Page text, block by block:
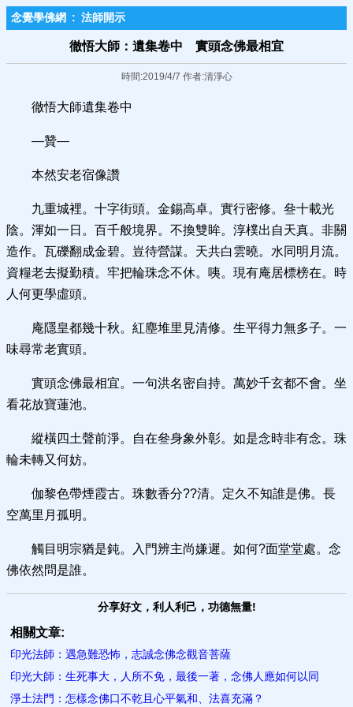
念覺學佛網 : 法師開示
徹悟大師：遺集卷中 實頭念佛最相宜
時間:2019/4/7 作者:清淨心
徹悟大師遺集卷中
—贊—
本然安老宿像讚
九重城裡。十字街頭。金錫高卓。實行密修。叄十載光
陰。渾如一日。百千般境界。不換雙眸。淳樸出自天真。非關
造作。瓦礫翻成金碧。豈待營謀。天共白雲曉。水同明月流。
資糧老去擬勤積。牢把輪珠念不休。咦。現有庵居標榜在。時
人何更學虛頭。
庵隱皇都幾十秋。紅塵堆里見清修。生平得力無多子。一
味尋常老實頭。
實頭念佛最相宜。一句洪名密自持。萬妙千玄都不會。坐
看花放寶蓮池。
縱橫四土聲前淨。自在叄身象外彰。如是念時非有念。珠
輪未轉又何妨。
伽黎色帶煙霞古。珠數香分??清。定久不知誰是佛。長
空萬里月孤明。
觸目明宗猶是鈍。入門辨主尚嫌遲。如何?面堂堂處。念
佛依然問是誰。
分享好文，利人利己，功德無量!
相關文章:
印光法師：遇急難恐怖，志誠念佛念觀音菩薩
印光大師：生死事大，人所不免，最後一著，念佛人應如何以同
淨土法門：怎樣念佛口不乾且心平氣和、法喜充滿？